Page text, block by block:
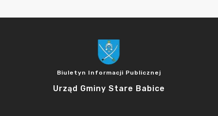
Biuletyn Informacji Publicznej
Urząd Gminy Stare Babice